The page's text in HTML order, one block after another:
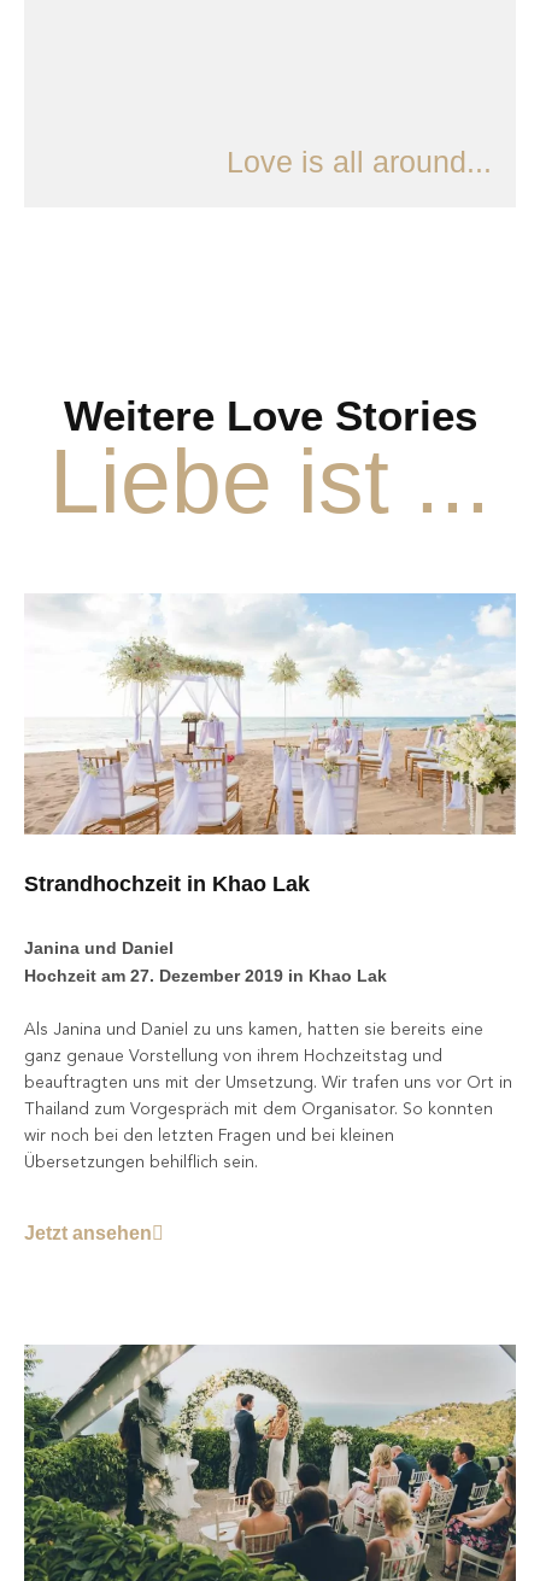
Love is all around...
Weitere Love Stories
Liebe ist ...
Strandhochzeit in Khao Lak
Janina und Daniel
Hochzeit am 27. Dezember 2019 in Khao Lak
Als Janina und Daniel zu uns kamen, hatten sie bereits eine
ganz genaue Vorstellung von ihrem Hochzeitstag und
beauftragten uns mit der Umsetzung. Wir trafen uns vor Ort in
Thailand zum Vorgespräch mit dem Organisator. So konnten
wir noch bei den letzten Fragen und bei kleinen
Übersetzungen behilflich sein.
Jetzt ansehen